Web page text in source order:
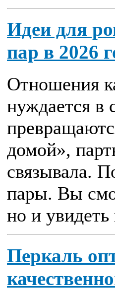
Идеи для
пар в 2026
Отношения
нуждается в
домой»,
связывала.
пары. Вы
но и увидеть
Перкаль